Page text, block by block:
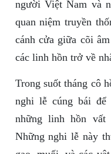
người Việt Nam và
quan niệm truyền
cánh cửa giữa cõi
các linh hồn trở về
Trong suốt tháng cô
nghi lễ cúng bái
những linh hồn vất
Những nghi lễ này